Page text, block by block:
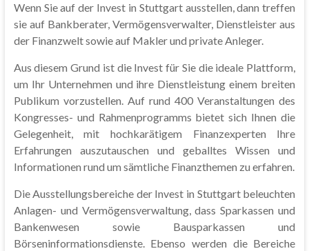
Wenn Sie auf der Invest in Stuttgart ausstellen, dann treffen
sie auf Bankberater, Vermögensverwalter, Dienstleister aus
der Finanzwelt sowie auf Makler und private Anleger.
Aus diesem Grund ist die Invest für Sie die ideale Plattform,
um Ihr Unternehmen und ihre Dienstleistung einem breiten
Publikum vorzustellen. Auf rund 400 Veranstaltungen des
Kongresses- und Rahmenprogramms bietet sich Ihnen die
Gelegenheit, mit hochkarätigem Finanzexperten Ihre
Erfahrungen auszutauschen und geballtes Wissen und
Informationen rund um sämtliche Finanzthemen zu erfahren.
Die Ausstellungsbereiche der Invest in Stuttgart beleuchten
Anlagen- und Vermögensverwaltung, dass Sparkassen und
Bankenwesen sowie Bausparkassen und
Börseninformationsdienste. Ebenso werden die Bereiche